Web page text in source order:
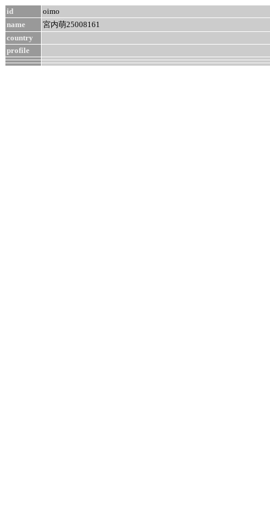
id
oimo
name
宮内萌25008161
country
profile